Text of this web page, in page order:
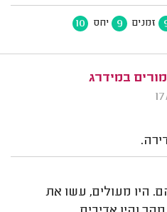
זמנים 9 יחס 10
במידרג
היו מעולים, עשו את